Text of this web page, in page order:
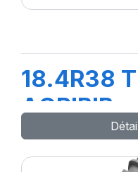
18.4R38
AGRIBIB